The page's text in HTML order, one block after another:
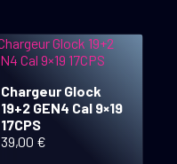
Chargeur Glock
19+2 GEN4 Cal 9×19
17CPS
39,00 €